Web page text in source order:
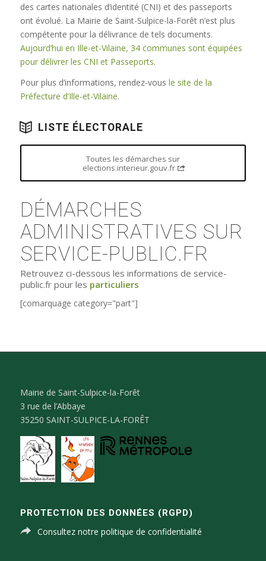
des cartes nationales d’identité (CNI) et des passeports
ont évolué. La Mairie de Saint-Sulpice-la-Forêt n’est plus
compétente pour la délivrance de tels documents.
Aujourd’hui en Ille-et-Vilaine, 34 communes sont équipées
pour délivrer les CNI et Passeports.
Pour plus d’informations, rendez-vous le site de la
Préfecture d’Ille-et-Vilaine.
LISTE ÉLECTORALE
Toutes les démarches sur
elections.interieur.gouv.fr
DÉMARCHES
ADMINISTRATIVES SUR
SERVICE-PUBLIC.FR
Retrouvez ci-dessous les informations de service-
public.fr pour les particuliers
[comarquage category="part"]
Mairie de Saint-Sulpice-la-Forêt
3 rue de l’Abbaye
35250 SAINT-SULPICE-LA-FORÊT
PROTECTION DES DONNÉES (RGPD)
Consultez notre politique de confidentialité